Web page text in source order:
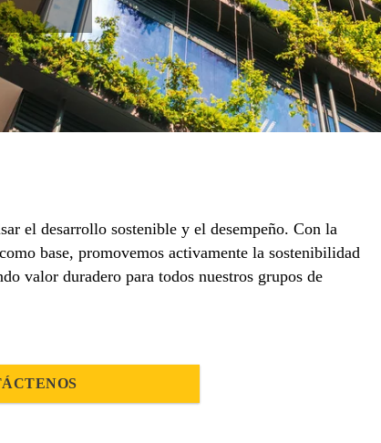
el desarrollo sostenible y el desempeño. Con la
base, promovemos activamente la sostenibilidad
valor duradero para todos nuestros grupos de